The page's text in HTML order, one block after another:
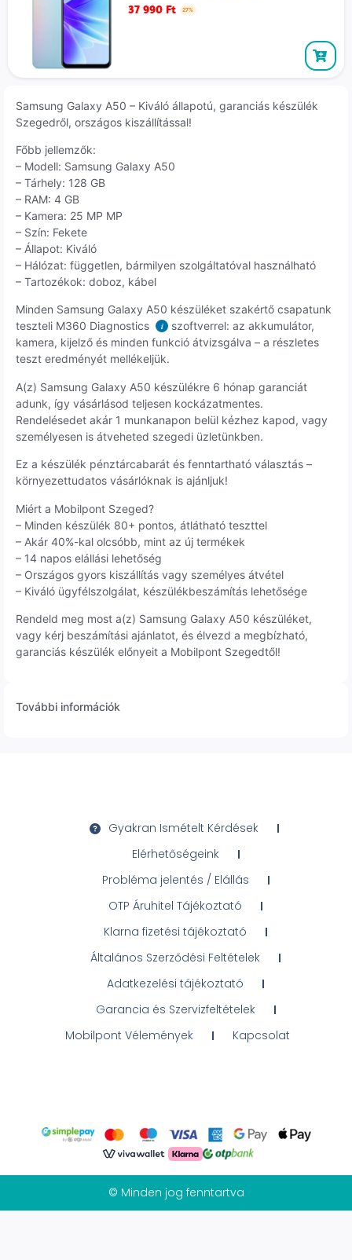
37 990 Ft 27%
Samsung Galaxy A50 – Kiváló állapotú, garanciás készülék
Szegedről, országos kiszállítással!
Főbb jellemzők:
– Modell: Samsung Galaxy A50
– Tárhely: 128 GB
– RAM: 4 GB
– Kamera: 25 MP MP
– Szín: Fekete
– Állapot: Kiváló
– Hálózat: független, bármilyen szolgáltatóval használható
– Tartozékok: doboz, kábel
Minden Samsung Galaxy A50 készüléket szakértő csapatunk
teszteli M360 Diagnostics
i
szoftverrel: az akkumulátor,
kamera, kijelző és minden funkció átvizsgálva – a részletes
teszt eredményét mellékeljük.
A(z) Samsung Galaxy A50 készülékre 6 hónap garanciát
adunk, így vásárlásod teljesen kockázatmentes.
Rendelésedet akár 1 munkanapon belül kézhez kapod, vagy
személyesen is átveheted szegedi üzletünkben.
Ez a készülék pénztárcabarát és fenntartható választás –
környezettudatos vásárlóknak is ajánljuk!
Miért a Mobilpont Szeged?
– Minden készülék 80+ pontos, átlátható teszttel
– Akár 40%-kal olcsóbb, mint az új termékek
– 14 napos elállási lehetőség
– Országos gyors kiszállítás vagy személyes átvétel
– Kiváló ügyfélszolgálat, készülékbeszámítás lehetősége
Rendeld meg most a(z) Samsung Galaxy A50 készüléket,
vagy kérj beszámítási ajánlatot, és élvezd a megbízható,
garanciás készülék előnyeit a Mobilpont Szegedtől!
További információk
Gyakran Ismételt Kérdések
Elérhetőségeink
Probléma jelentés / Elállás
OTP Áruhitel Tájékoztató
Klarna fizetési tájékoztató
Általános Szerződési Feltételek
Adatkezelési tájékoztató
Garancia és Szervizfeltételek
Mobilpont Vélemények
Kapcsolat
© Minden jog fenntartva